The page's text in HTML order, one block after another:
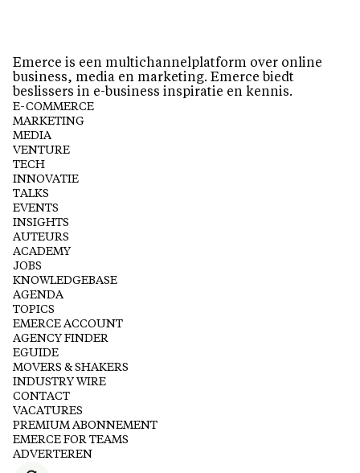
Emerce is een multichannelplatform over online
business, media en marketing. Emerce biedt
beslissers in e-business inspiratie en kennis.
E-COMMERCE
MARKETING
MEDIA
VENTURE
TECH
INNOVATIE
TALKS
EVENTS
INSIGHTS
AUTEURS
ACADEMY
JOBS
KNOWLEDGEBASE
AGENDA
TOPICS
EMERCE ACCOUNT
AGENCY FINDER
EGUIDE
MOVERS & SHAKERS
INDUSTRY WIRE
CONTACT
VACATURES
PREMIUM ABONNEMENT
EMERCE FOR TEAMS
ADVERTEREN